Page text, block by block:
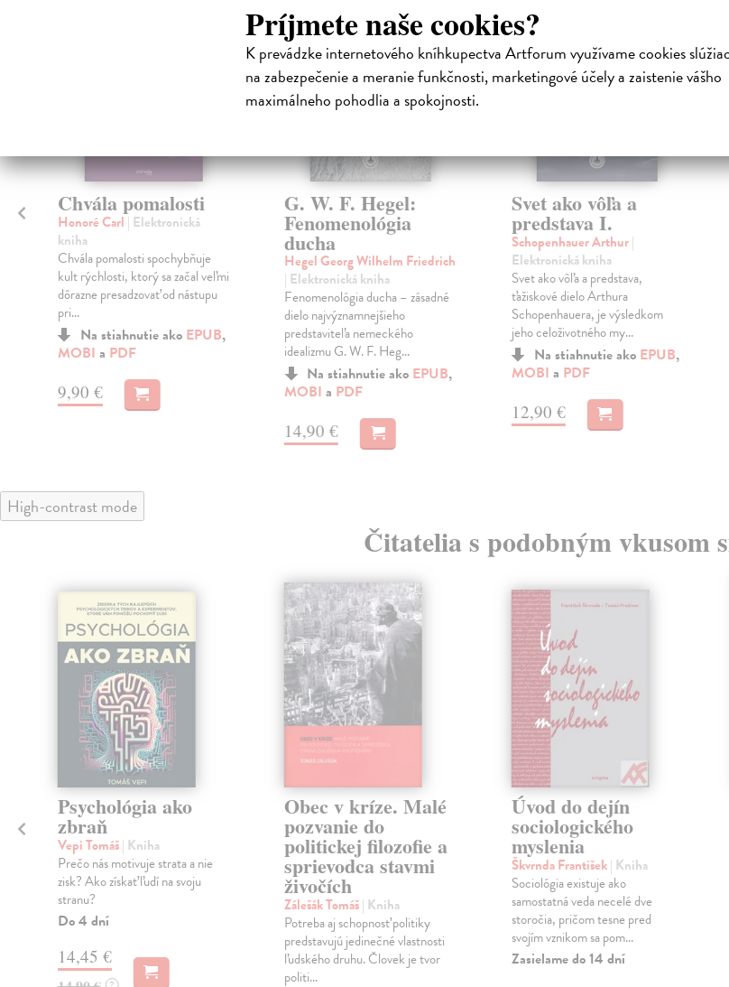
Príjmete naše cookies?
K prevádzke internetového kníhkupectva Artforum využívame cookies
na zabezpečenie a meranie funkčnosti, marketingové účely a zaistenie vášho
maximálneho pohodlia a spokojnosti.
Chvála pomalosti
Honoré Carl | Elektronická
kniha
Chvála pomalosti spochybňuje
kult rýchlosti, ktorý sa začal veľmi
dôrazne presadzovať od nástupu
pri...
Na stiahnutie ako EPUB,
MOBI a PDF
9,90 €
G. W. F. Hegel:
Fenomenológia
ducha
Hegel Georg Wilhelm Friedrich
| Elektronická kniha
Fenomenológia ducha – zásadné
dielo najvýznamnejšieho
predstaviteľa nemeckého
idealizmu G. W. F. Heg...
Na stiahnutie ako EPUB,
MOBI a PDF
14,90 €
Svet ako vôľa a
predstava I.
Schopenhauer Arthur|
Elektronická kniha
Svet ako vôľa a predstava,
ťažiskové dielo Arthura
Schopenhauera, je výsledkom
jeho celoživotného my...
Na stiahnutie ako EPUB,
MOBI a PDF
12,90 €
High-contrast mode
Čitatelia s podobným vkusom
Psychológia ako
zbraň
Vepi Tomáš| Kniha
Prečo nás motivuje strata a nie
zisk? Ako získať ľudí na svoju
stranu?
Do 4 dní
14,45 €
Obec v kríze. Malé
pozvanie do
politickej filozofie a
sprievodca stavmi
živočích
Zálešák Tomáš| Kniha
Potreba aj schopnosť politiky
predstavujú jedinečné vlastnosti
ľudského druhu. Človek je tvor
politi...
Úvod do dejín
sociologického
myslenia
Škvrnda František| Kniha
Sociológia existuje ako
samostatná veda necelé dve
storočia, pričom tesne pred
svojím vznikom sa pom...
Zasielame do 14 dní